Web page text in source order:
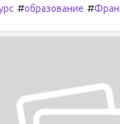
#образование #